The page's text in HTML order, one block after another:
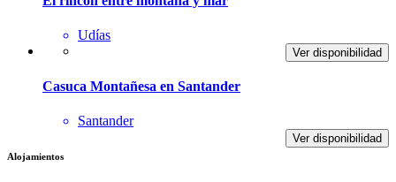
Udías
Ver disponibilidad
Casuca Montañesa en Santander
Santander
Ver disponibilidad
Alojamientos